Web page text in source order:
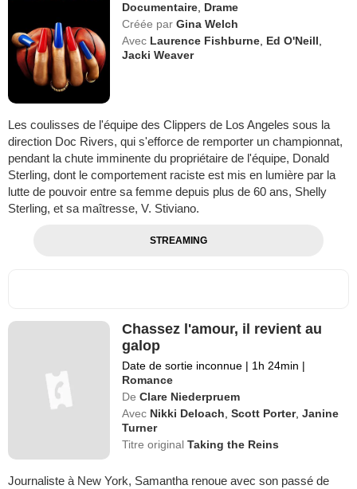
Documentaire Drame
Créée par Gina Welch
Avec Laurence Fishburne Ed O'Neill
Jacki Weaver
Les coulisses de l'équipe des Clippers de Los Angeles sous la
direction Doc Rivers, qui s'efforce de remporter un championnat,
pendant la chute imminente du propriétaire de l'équipe, Donald
Sterling, dont le comportement raciste est mis en lumière par la
lutte de pouvoir entre sa femme depuis plus de 60 ans, Shelly
Sterling, et sa maîtresse, V. Stiviano.
STREAMING
Chassez l'amour, il revient au
galop
Date de sortie inconnue | 1h 24min |
Romance
De Clare Niederpruem
Avec Nikki Deloach ,Scott Porter,Janine
Turner
Titre originalTaking the Reins
Journaliste à New York, Samantha renoue avec son passé de